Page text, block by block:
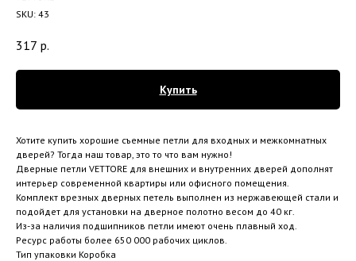
SKU: 43
317 р.
Купить
Хотите купить хорошие съемные петли для входных и межкомнатных
дверей? Тогда наш товар, это то что вам нужно!
Дверные петли VETTORE для внешних и внутренних дверей дополнят
интерьер современной квартиры или офисного помещения.
Комплект врезных дверных петель выполнен из нержавеющей стали и
подойдет для установки на дверное полотно весом до 40 кг.
Из-за наличия подшипников петли имеют очень плавный ход.
Ресурс работы более 650 000 рабочих циклов.
Тип упаковки Коробка